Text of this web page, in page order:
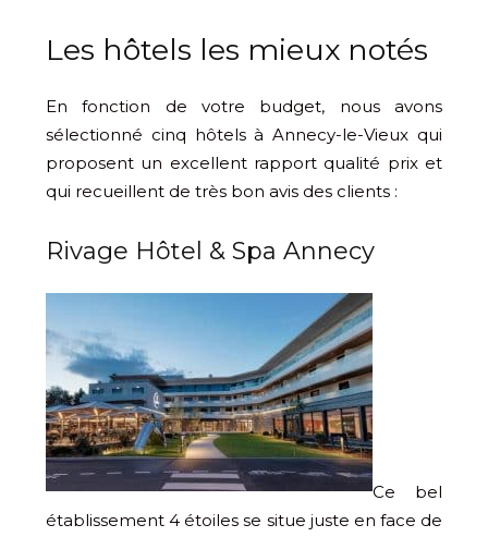
Les hôtels les mieux notés
En fonction de votre budget, nous avons
sélectionné cinq hôtels à Annecy-le-Vieux qui
proposent un excellent rapport qualité prix et
qui recueillent de très bon avis des clients :
Rivage Hôtel & Spa Annecy
Ce bel
établissement 4 étoiles se situe juste en face de